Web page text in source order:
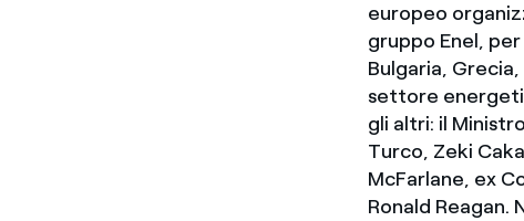
europeo
gruppo Enel,
Bulgaria,
settore
gli altri: il
Turco, Zeki
McFarlane, ex
Ronald Reagan.